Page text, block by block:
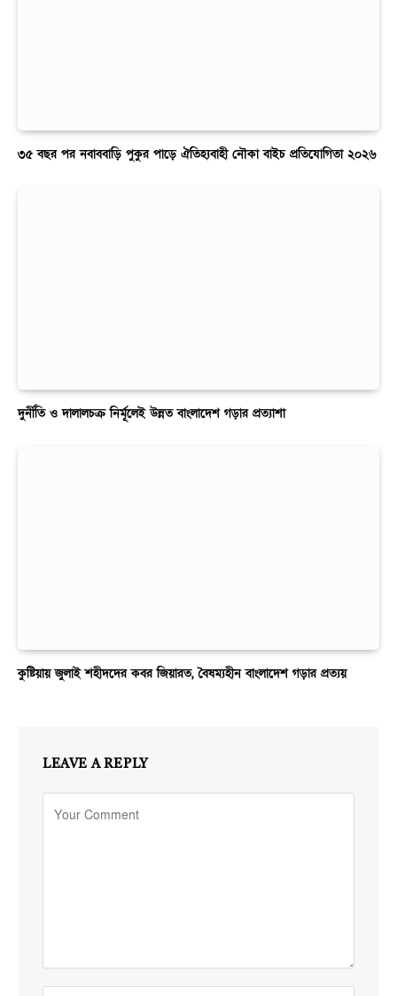
৩৫ বছর পর নবাববাড়ি পুকুর পাড়ে ঐতিহ্যবাহী নৌকা বাইচ প্রতিযোগিতা ২০২৬
দুর্নীতি ও দালালচক্র নির্মূলেই উন্নত বাংলাদেশ গড়ার প্রত্যাশা
কুষ্টিয়ায় জুলাই শহীদদের কবর জিয়ারত, বৈষম্যহীন বাংলাদেশ গড়ার প্রত্যয়
LEAVE A REPLY